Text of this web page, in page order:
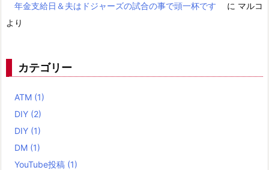
年金支給日＆夫はドジャーズの試合の事で頭一杯です
に マルコ
より
カテゴリー
ATM (1)
DIY (2)
DIY (1)
DM (1)
YouTube投稿 (1)